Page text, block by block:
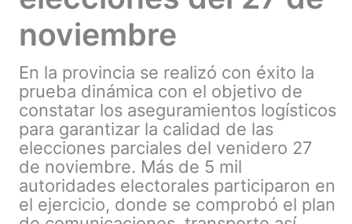
noviembre
En la provincia se realizó con éxito la
prueba dinámica con el objetivo de
constatar los aseguramientos logísticos
para garantizar la calidad de las
elecciones parciales del venidero 27
de noviembre. Más de 5 mil
autoridades electorales participaron en
el ejercicio, donde se comprobó el plan